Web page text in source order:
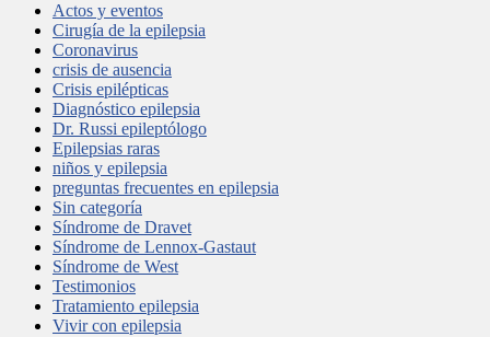
Actos y eventos
Cirugía de la epilepsia
Coronavirus
crisis de ausencia
Crisis epilépticas
Diagnóstico epilepsia
Dr. Russi epileptólogo
Epilepsias raras
niños y epilepsia
preguntas frecuentes en epilepsia
Sin categoría
Síndrome de Dravet
Síndrome de Lennox-Gastaut
Síndrome de West
Testimonios
Tratamiento epilepsia
Vivir con epilepsia